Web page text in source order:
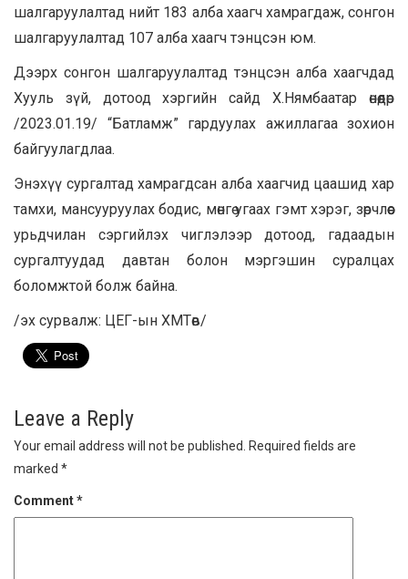
шалгаруулалтад нийт 183 алба хаагч хамрагдаж, сонгон
шалгаруулалтад 107 алба хаагч тэнцсэн юм.
Дээрх сонгон шалгаруулалтад тэнцсэн алба хаагчдад
Хууль зүй, дотоод хэргийн сайд Х.Нямбаатар өнөөдөр
/2023.01.19/ “Батламж” гардуулах ажиллагаа зохион
байгуулагдлаа.
Энэхүү сургалтад хамрагдсан алба хаагчид цаашид хар
тамхи, мансууруулах бодис, мөнгө угаах гэмт хэрэг, зөрчлөөс
урьдчилан сэргийлэх чиглэлээр дотоод, гадаадын
сургалтуудад давтан болон мэргэшин суралцах
боломжтой болж байна.
/эх сурвалж: ЦЕГ-ын ХМТөв/
Leave a Reply
Your email address will not be published.
Required fields are
marked *
Comment*